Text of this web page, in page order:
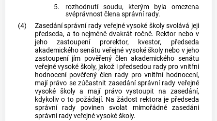
5.
rozhodnutí soudu, kterým byla omezena
svéprávnost člena správní rady.
(4)
Zasedání správní rady veřejné vysoké školy svolává její
předseda, a to nejméně dvakrát ročně. Rektor nebo v
jeho zastoupení prorektor, kvestor, předseda
akademického senátu veřejné vysoké školy nebo v jeho
zastoupení jím pověřený člen akademického senátu
veřejné vysoké školy, jakož i předsedou rady pro vnitřní
hodnocení pověřený člen rady pro vnitřní hodnocení,
mají právo se zúčastnit zasedání správní rady veřejné
vysoké školy a mají právo vystoupit na zasedání,
kdykoliv o to požádají. Na žádost rektora je předseda
správní rady povinen svolat mimořádné zasedání
správní rady veřejné vysoké školy.